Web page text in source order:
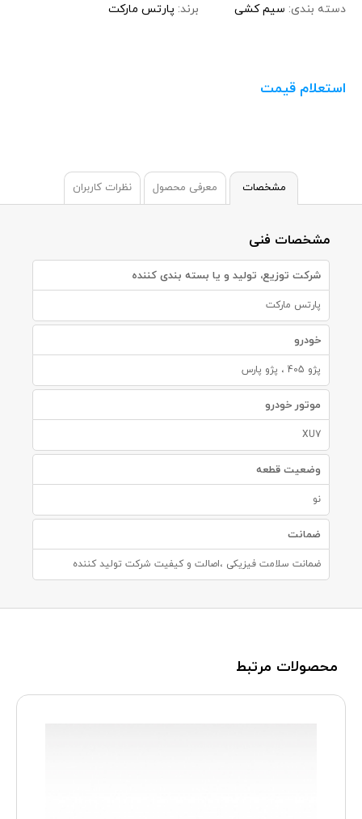
دسته بندی: سیم کشی برند: پارتس مارکت
استعلام قیمت
مشخصات معرفی محصول نظرات کاربران
مشخصات فنی
شرکت توزیع، تولید و یا بسته بندی کننده
پارتس مارکت
خودرو
پژو 405 ، پژو پارس
موتور خودرو
XU7
وضعیت قطعه
نو
ضمانت
ضمانت سلامت فیزیکی ،اصالت و کیفیت شرکت تولید کننده
محصولات مرتبط